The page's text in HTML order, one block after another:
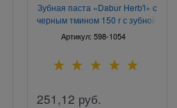
Зубная паста «Dabur Herb'l» с
черным тмином 150 г с зубной
щеткой
Артикул:598-1054
251,12 руб.